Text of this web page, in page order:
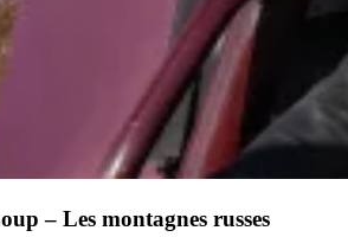
– Les montagnes russes